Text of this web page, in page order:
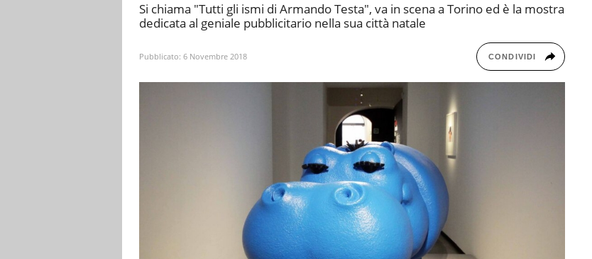
Si chiama "Tutti gli ismi di Armando Testa", va in scena a Torino ed è la mostra
dedicata al geniale pubblicitario nella sua città natale
Pubblicato: 6 Novembre 2018 CONDIVIDI